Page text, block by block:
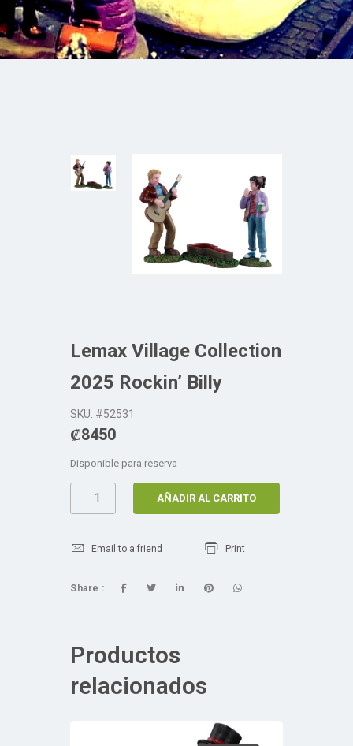
Lemax Village Collection
2025 Rockin’ Billy
SKU: #52531
₡8450
Disponible para reserva
AÑADIR AL CARRITO
Email to a friend Print
Share :
Productos
relacionados